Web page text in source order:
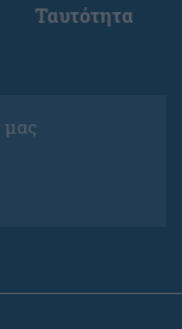
Ταυτότητα
μας